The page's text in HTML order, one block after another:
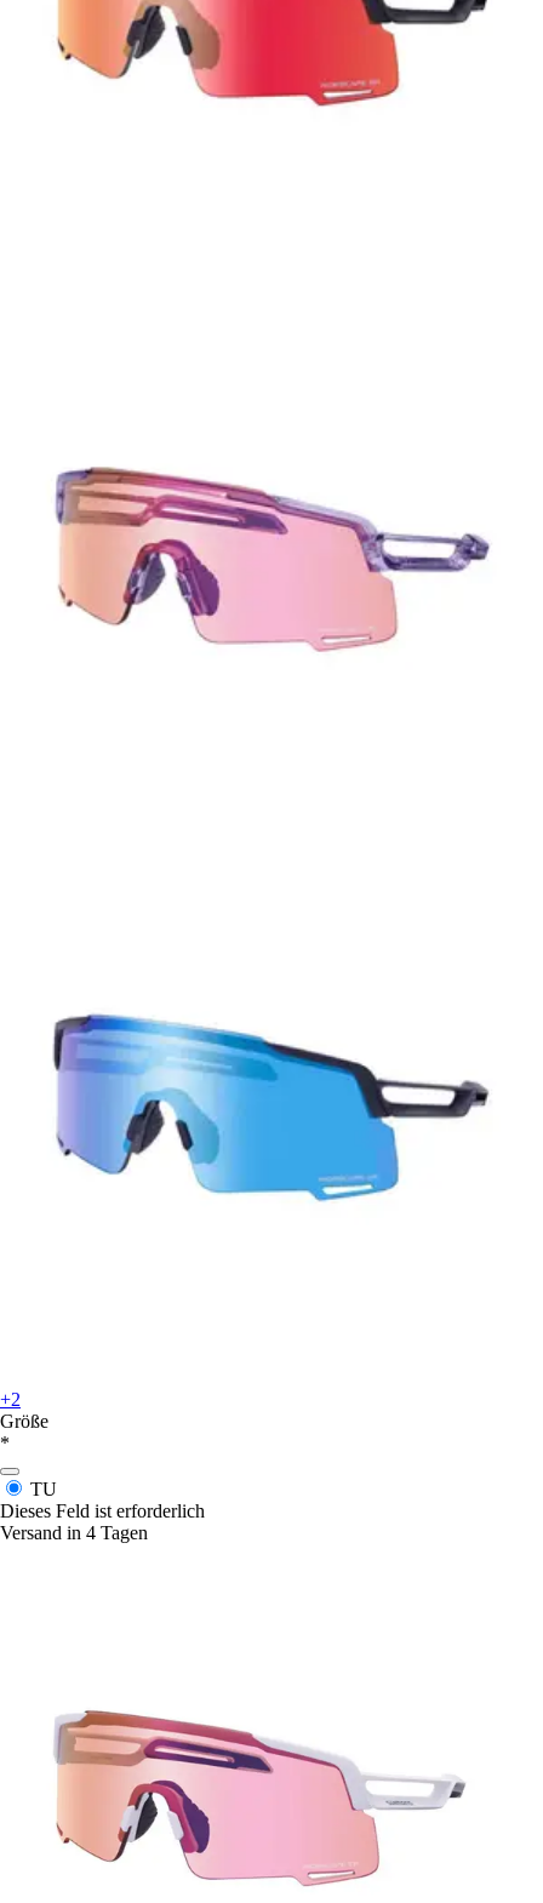
+2
Größe
*
TU
Dieses Feld ist erforderlich
Versand in 4 Tagen